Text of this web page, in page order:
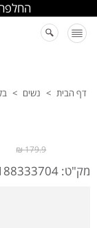
דף הבית > נשים >
179.9 ₪
מק"ט: 1188333704